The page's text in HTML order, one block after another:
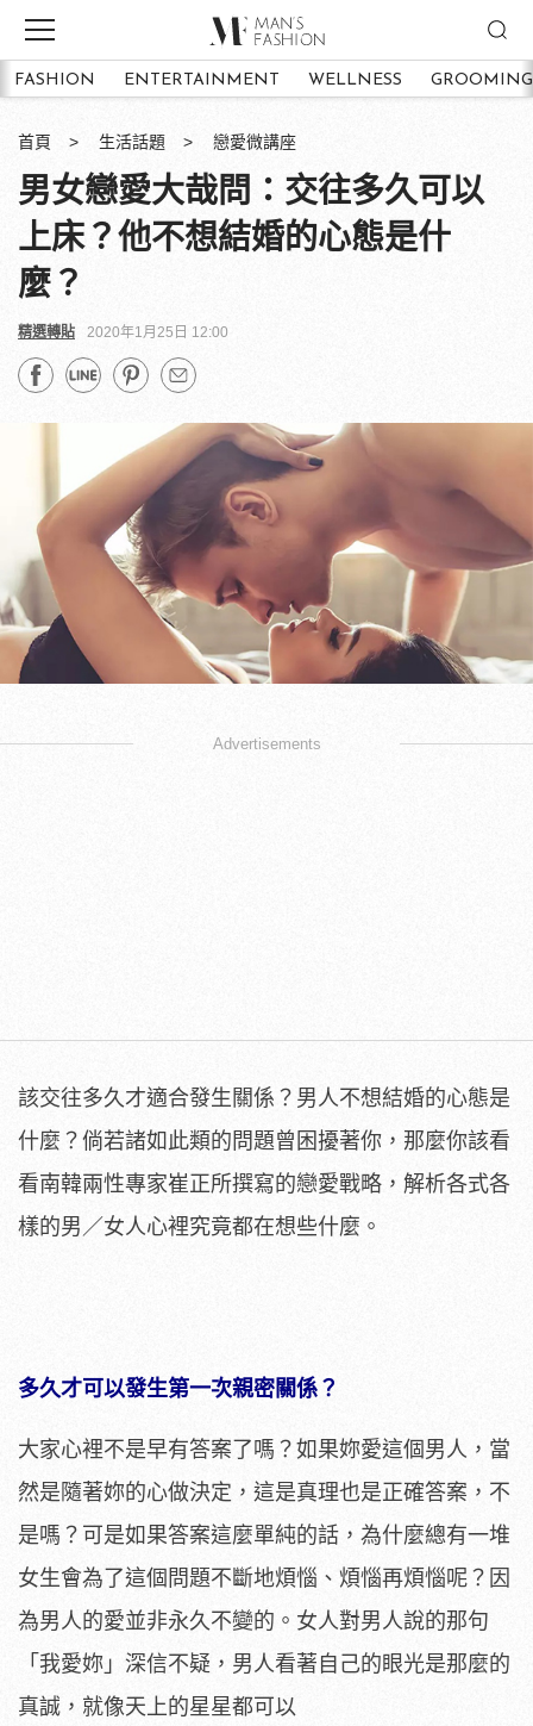
FASHION ENTERTAINMENT WELLNESS GROOMING
首頁 生活話題 戀愛微講座
男女戀愛大哉問：交往多久可以
上床？他不想結婚的心態是什
麼？
精選轉貼 2020年1月25日 12:00
Advertisements
該交往多久才適合發生關係？男人不想結婚的心態是
什麼？倘若諸如此類的問題曾困擾著你，那麼你該看
看南韓兩性專家崔正所撰寫的戀愛戰略，解析各式各
樣的男／女人心裡究竟都在想些什麼。
多久才可以發生第一次親密關係？
大家心裡不是早有答案了嗎？如果妳愛這個男人，當
然是隨著妳的心做決定，這是真理也是正確答案，不
是嗎？可是如果答案這麼單純的話，為什麼總有一堆
女生會為了這個問題不斷地煩惱、煩惱再煩惱呢？因
為男人的愛並非永久不變的。女人對男人說的那句
「我愛妳」深信不疑，男人看著自己的眼光是那麼的
真誠，就像天上的星星都可以